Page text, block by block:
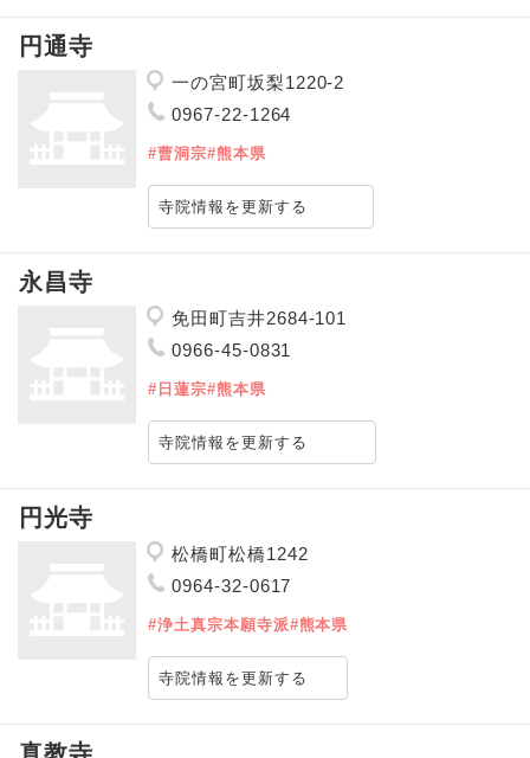
円通寺
一の宮町坂梨1220-2
0967-22-1264
#曹洞宗#熊本県
寺院情報を更新する
永昌寺
免田町吉井2684-101
0966-45-0831
#日蓮宗#熊本県
寺院情報を更新する
円光寺
松橋町松橋1242
0964-32-0617
#浄土真宗本願寺派#熊本県
寺院情報を更新する